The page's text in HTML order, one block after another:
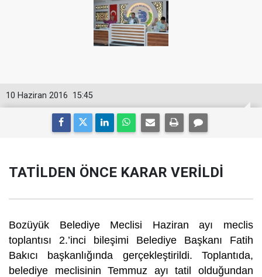
15:45
10 Haziran 2016
TATİLDEN ÖNCE KARAR VERİLDİ
Bozüyük Belediye Meclisi Haziran ayı meclis
toplantısı 2.’inci bileşimi Belediye Başkanı Fatih
Bakıcı başkanlığında gerçekleştirildi. Toplantıda,
belediye meclisinin Temmuz ayı tatil olduğundan